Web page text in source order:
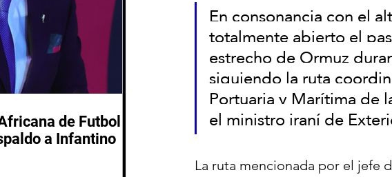
En consonancia con el
totalmente abierto el
estrecho de Ormuz
siguiendo la ruta
Portuaria y Marítima de
el ministro iraní de
La ruta mencionada por el jefe
de Futbol
a Infantino